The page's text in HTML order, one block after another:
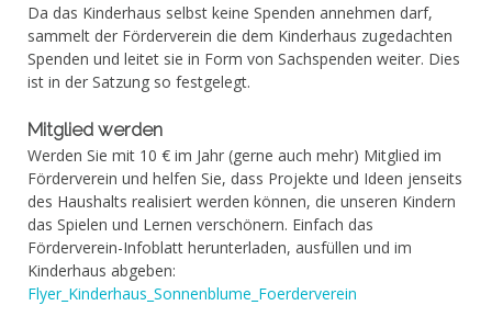
Da das Kinderhaus selbst keine Spenden annehmen darf,
sammelt der Förderverein die dem Kinderhaus zugedachten
Spenden und leitet sie in Form von Sachspenden weiter. Dies
ist in der Satzung so festgelegt.
Mitglied werden
Werden Sie mit 10 € im Jahr (gerne auch mehr) Mitglied im
Förderverein und helfen Sie, dass Projekte und Ideen jenseits
des Haushalts realisiert werden können, die unseren Kindern
das Spielen und Lernen verschönern. Einfach das
Förderverein-Infoblatt herunterladen, ausfüllen und im
Kinderhaus abgeben:
Flyer_Kinderhaus_Sonnenblume_Foerderverein